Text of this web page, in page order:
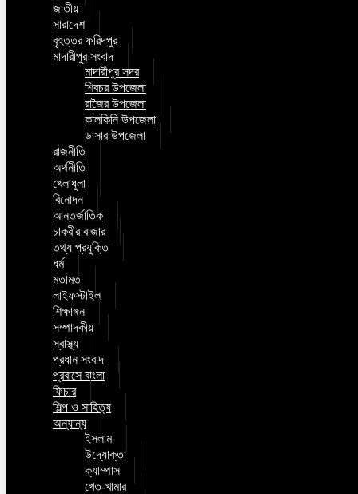
জাতীয়
সারাদেশ
বৃহত্তর ফরিদপুর
মাদারীপুর সংবাদ
মাদারীপুর সদর
শিবচর উপজেলা
রাজৈর উপজেলা
কালকিনি উপজেলা
ডাসার উপজেলা
রাজনীতি
অর্থনীতি
খেলাধুলা
বিনোদন
আন্তর্জাতিক
চাকরীর বাজার
তথ্য প্রযুক্তি
ধর্ম
মতামত
লাইফস্টাইল
শিক্ষাঙ্গন
সম্পাদকীয়
স্বাস্থ্য
প্রধান সংবাদ
প্রবাসে বাংলা
ফিচার
শিল্প ও সাহিত্য
অন্যান্য
ইসলাম
উদ্যোক্তা
ক্যাম্পাস
খেত-খামার